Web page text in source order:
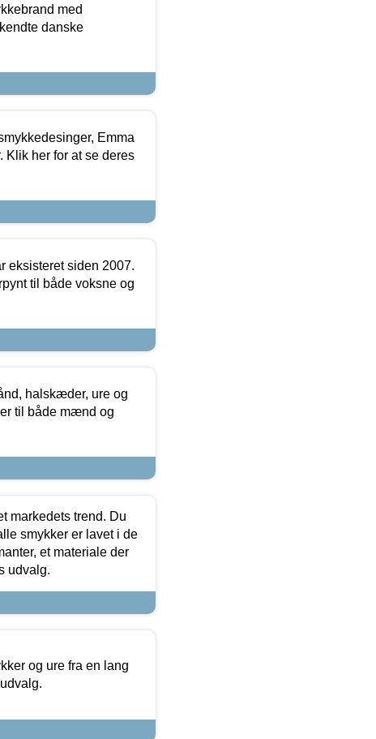
med
danske
Emma
her for at se deres
eksisteret siden 2007.
til både voksne og
halskæder, ure og
til både mænd og
markedets trend. Du
smykker er lavet i de
et materiale der
udvalg.
og ure fra en lang